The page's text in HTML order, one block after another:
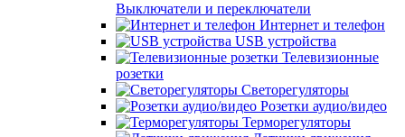
Выключатели и переключатели
Интернет и телефон
USB устройства
Телевизионные
розетки
Светорегуляторы
Розетки аудио/видео
Терморегуляторы